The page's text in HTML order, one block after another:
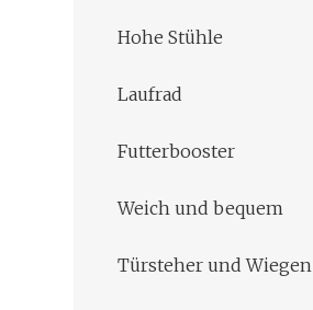
Hohe Stühle
Laufrad
Futterbooster
Weich und bequem
Türsteher und Wiegen